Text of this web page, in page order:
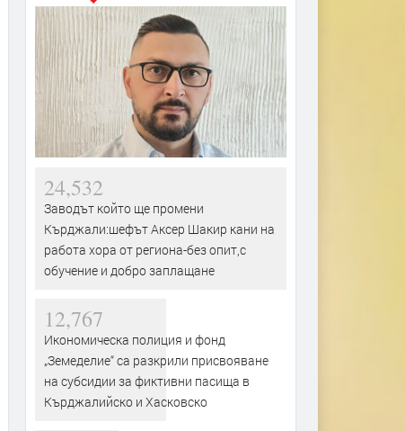
24,532
Заводът който ще промени
Кърджали:шефът Аксер Шакир кани на
работа хора от региона-без опит,с
обучение и добро заплащане
12,767
Икономическа полиция и фонд
„Земеделие“ са разкрили присвояване
на субсидии за фиктивни пасища в
Кърджалийско и Хасковско